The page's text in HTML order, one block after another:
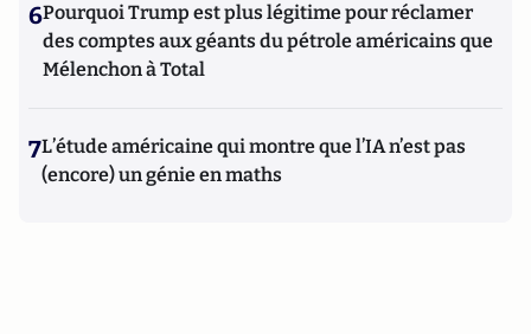
6Pourquoi Trump est plus légitime pour réclamer
des comptes aux géants du pétrole américains que
Mélenchon à Total
7L’étude américaine qui montre que l’IA n’est pas
(encore) un génie en maths